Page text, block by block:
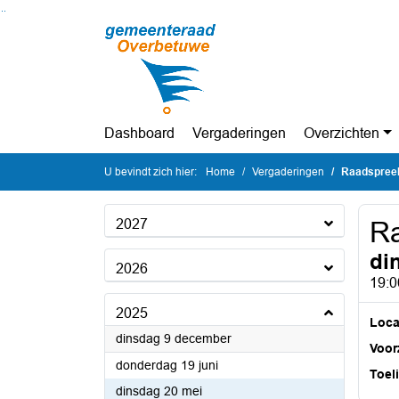
Ga naar de inhoud van deze pagina
Dashboard Vergaderingen Overzichten
U bevindt zich hier: Home Vergaderingen
2027
2026
2025
dinsdag 9 december2025
donderdag 19 juni2025
dinsdag 20 mei2025